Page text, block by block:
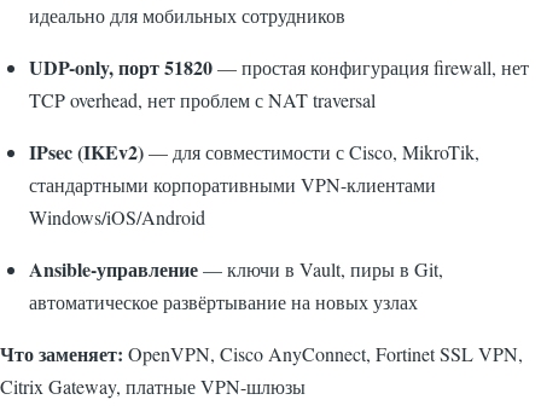
идеально для мобильных сотрудников
UDP-only, порт 51820— простая конфигурация firewall, нет
TCP overhead, нет проблем с NAT traversal
IPsec (IKEv2)— для совместимости с Cisco, MikroTik,
стандартными корпоративными VPN-клиентами
Windows/iOS/Android
Ansible-управление— ключи в Vault, пиры в Git,
автоматическое развёртывание на новых узлах
Что заменяет: OpenVPN, Cisco AnyConnect, Fortinet SSL VPN,
Citrix Gateway, платные VPN-шлюзы